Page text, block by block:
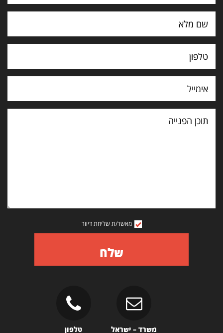
תוכן
הפנייה
מאשר/ת שליחת דיוור
שלח
משרד – ישראל טלפון